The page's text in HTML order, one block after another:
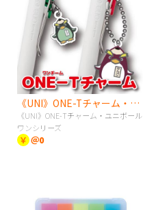
《UNI》ONE-Tチャーム・ユニボールワンシリーズ
《UNI》ONE-Tチャーム・ユニボール
ワンシリーズ
￥ ＠0